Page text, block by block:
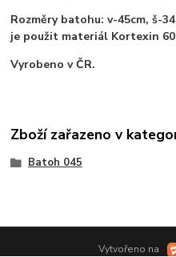
Rozměry batohu: v-45cm, š-
je použit materiál Kortexin
Vyrobeno v ČR.
Zboží zařazeno v
Batoh 045
Vytvořeno na